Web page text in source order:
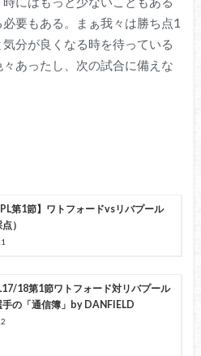
要もある。まぁ我々は勝ち点1
分が良くなる時を待っている
あったし、次の試合に備えな
PL第1節】ワトフォードvsリバプール
）
18第1節ワトフォード対リバプール
手の「通信簿」by DANFIELD